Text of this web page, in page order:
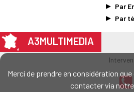
Merci de prendre en considération
contacter via
Par
Par
A3MULTIMEDIA